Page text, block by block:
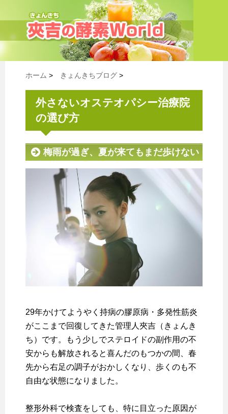
ホーム > きょんきちブログ >
外さないオステオパシー治療院
の選び方
梅雨が過ぎ、夏が来てもまだ歩けない
29年かけてようやく持病の膠原病・多発性筋炎
がここまで回復してきた管理人夾吉（きょんき
ち）です。もう少しでステロイドの副作用の不
安からも解放されると喜んだのもつかの間、春
先から右足の調子がおかしくなり、歩くのも不
自由な状態になりました。
整形外科で検査をしても、特に目立った原因が